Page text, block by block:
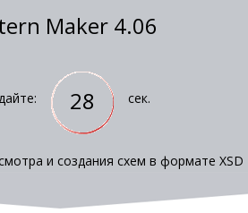
Maker 4.06
28 сек.
и создания схем в формате XSD